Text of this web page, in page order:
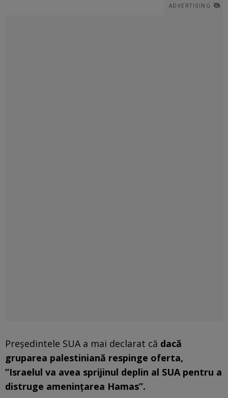
ADVERTISING
Președintele SUA a mai declarat că dacă
gruparea palestiniană respinge oferta,
”Israelul va avea sprijinul deplin al SUA pentru a
distruge amenințarea Hamas”.